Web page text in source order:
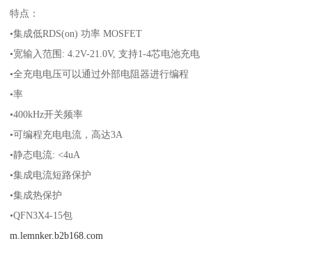
特点：
•集成低RDS(on) 功率 MOSFET
•宽输入范围: 4.2V-21.0V, 支持1-4芯电池充电
•全充电电压可以通过外部电阻器进行编程
•率
•400kHz开关频率
•可编程充电电流，高达3A
•静态电流: <4uA
•集成电流短路保护
•集成热保护
•QFN3X4-15包
m.lemnker.b2b168.com